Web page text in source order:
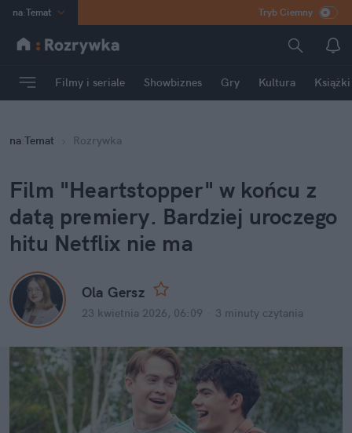
na:Temat
INN Poland
mama
Rozrywka
Tryb Ciemny
Filmy i seriale Showbiznes Gry Kultura Książki
na:Temat Rozrywka
Film "Heartstopper" w końcu z
datą premiery. Bardziej uroczego
hitu Netflix nie ma
Ola Gersz
23 kwietnia 2026, 06:09 3 minuty czytania